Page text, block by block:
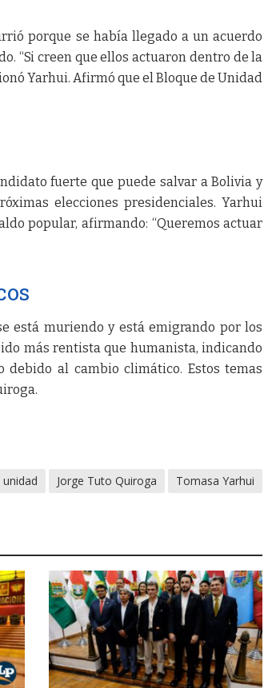
porque se había llegado a un acuerdo
“Si creen que ellos actuaron dentro de la
Yarhui. Afirmó que el Bloque de Unidad
fuerte que puede salvar a Bolivia y
elecciones presidenciales. Yarhui
popular, afirmando: “Queremos actuar
está muriendo y está emigrando por los
más rentista que humanista, indicando
debido al cambio climático. Estos temas
Jorge Tuto Quiroga Tomasa Yarhui